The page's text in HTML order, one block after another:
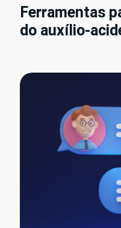
Ferramentas
do auxílio-